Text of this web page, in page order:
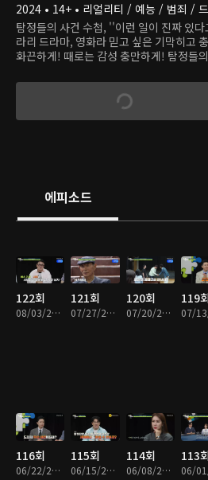
2024 • 14+ • 리얼리티 / 예능 / 범죄 /
탐정들의 사건 수첩, ''이런 일이 진짜
라리 드라마, 영화라 믿고 싶은 기막히고
화끈하게! 때로는 감성 충만하게! 탐정들
을 위한! 오직 의뢰인에 대한 진심 하나로
해결사-지금껏 어디에서도 공개되지 않았
에피소드
122회
08/03/2026 • 1시간 56분
121회
07/27/2026 • 1시간 50분
120회
07/20/2026 • 1시간 52분
119
116회
06/22/2026 • 1시간 50분
115회
06/15/2026 • 1시간 52분
114회
06/08/2026 • 1시간 49분
113